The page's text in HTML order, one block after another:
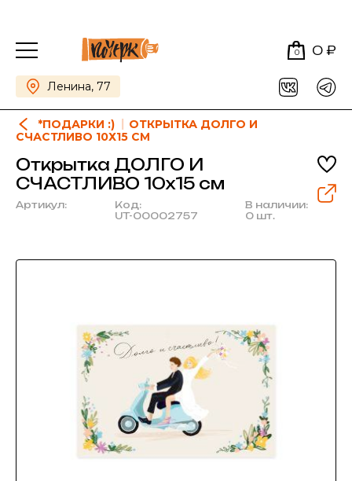
0 0 ₽
Ленина, 77
*ПОДАРКИ :)
ОТКРЫТКА ДОЛГО И
СЧАСТЛИВО 10Х15 СМ
Открытка ДОЛГО И
СЧАСТЛИВО 10х15 см
Артикул:
Код:
UT-00002757
В наличии:
0 шт.